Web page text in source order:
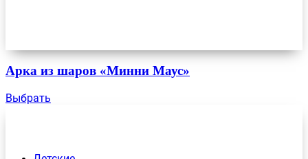
Арка из шаров «Минни Маус»
Выбрать